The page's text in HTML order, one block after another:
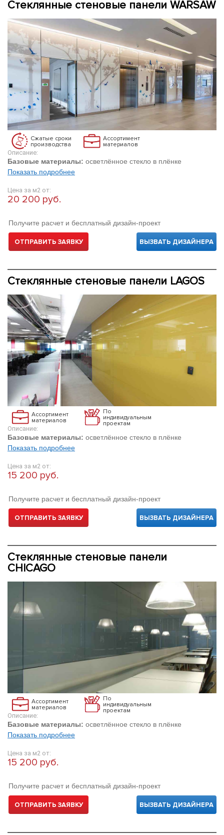
Стеклянные стеновые панели WARSAW
Сжатые сроки
производства
Ассортимент
материалов
Описание:
Базовые материалы: осветлённое стекло в плёнке
Показать подробнее
Цена за м2 от:
20 200 руб.
Получите расчет и бесплатный дизайн-проект
ОТПРАВИТЬ ЗАЯВКУ ВЫЗВАТЬ ДИЗАЙНЕРА
Стеклянные стеновые панели LAGOS
Ассортимент
материалов
По
индивидуальным
проектам
Описание:
Базовые материалы: осветлённое стекло в плёнке
Показать подробнее
Цена за м2 от:
15 200 руб.
Получите расчет и бесплатный дизайн-проект
ОТПРАВИТЬ ЗАЯВКУ ВЫЗВАТЬ ДИЗАЙНЕРА
Стеклянные стеновые панели
CHICAGO
Ассортимент
материалов
По
индивидуальным
проектам
Описание:
Базовые материалы: осветлённое стекло в плёнке
Показать подробнее
Цена за м2 от:
15 200 руб.
Получите расчет и бесплатный дизайн-проект
ОТПРАВИТЬ ЗАЯВКУ ВЫЗВАТЬ ДИЗАЙНЕРА